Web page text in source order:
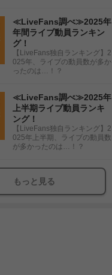
≪LiveFans調べ≫2025年
年間ライブ動員ランキン
グ！
【LiveFans独自ランキング】2
025年、ライブの動員数が多か
ったのは…！？
≪LiveFans調べ≫2025年
上半期ライブ動員ランキ
ング！
【LiveFans独自ランキング】2
025年上半期、ライブの動員数
が多かったのは…！？
もっと見る